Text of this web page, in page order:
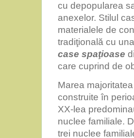
cu depopularea
anexelor. Stilul
materialele de
tradiţională cu
case spaţioase
care cuprind de
Marea
construite în
XX-lea
nuclee familiale.
trei nuclee